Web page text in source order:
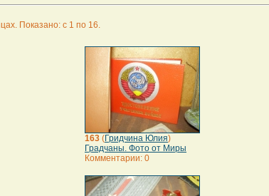
Показано: с 1 по 16.
163 (Гридчина Юлия)
Градчаны. Фото от Миры
Комментарии: 0